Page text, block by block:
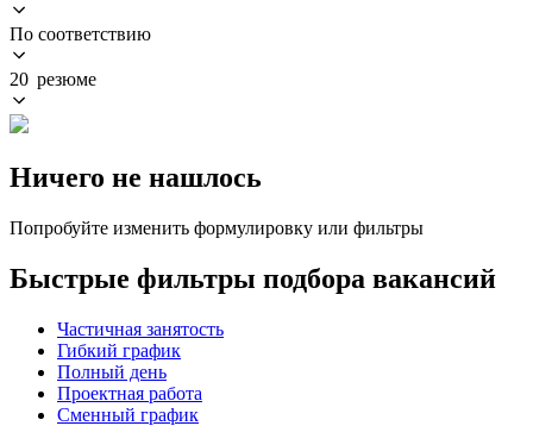
По соответствию
20 резюме
Ничего не нашлось
Попробуйте изменить формулировку или фильтры
Быстрые фильтры подбора вакансий
Частичная занятость
Гибкий график
Полный день
Проектная работа
Сменный график